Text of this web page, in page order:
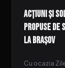
Acțiuni și
propuse
la Brașov
Cu ocazia